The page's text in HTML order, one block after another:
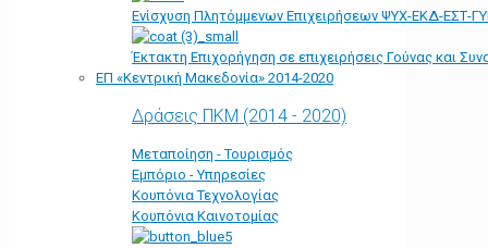
Ενίσχυση Πλητόμμενων Επιχειρήσεων ΨΥΧ-ΕΚΔ-ΕΣΤ-
Έκτακτη Επιχορήγηση σε επιχειρήσεις Γούνας και
ΕΠ «Kεντρική Μακεδονία» 2014-2020
Δράσεις ΠΚΜ (2014 - 2020)
Μεταποίηση - Τουρισμός
Εμπόριο - Υπηρεσίες
Κουπόνια Τεχνολογίας
Κουπόνια Καινοτομίας